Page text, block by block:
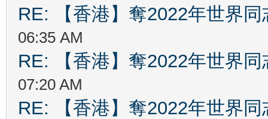
RE: 【香港】奪2022年世界
06:35 AM
RE: 【香港】奪2022年世界
07:20 AM
RE: 【香港】奪2022年世界